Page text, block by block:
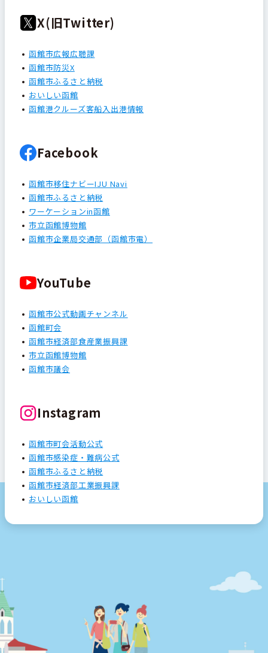
X(旧Twitter)
函館市広報広聴課
函館市防災X
函館市ふるさと納税
おいしい函館
函館港クルーズ客船入出港情報
Facebook
函館市移住ナビーIJU Navi
函館市ふるさと納税
ワーケーションin函館
市立函館博物館
函館市企業局交通部（函館市電）
YouTube
函館市公式動画チャンネル
函館町会
函館市経済部食産業振興課
市立函館博物館
函館市議会
Instagram
函館市町会活動公式
函館市感染症・難病公式
函館市ふるさと納税
函館市経済部工業振興課
おいしい函館